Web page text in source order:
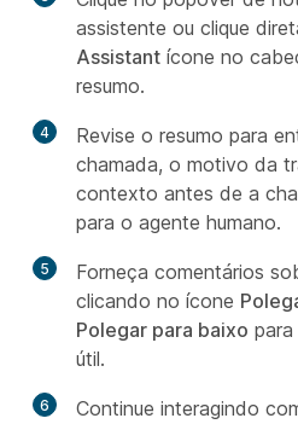
assistente ou clique
Assistant ícone no
resumo.
4
Revise o resumo para
chamada, o motivo da
contexto antes de a
para o agente humano.
5
Forneça comentários
clicando no ícone
Polegar para baixo
útil.
6
Continue interagindo